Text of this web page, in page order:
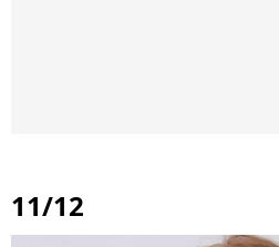
11/12